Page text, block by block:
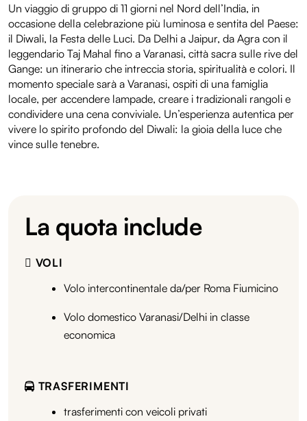
Un viaggio di gruppo di 11 giorni nel Nord dell’India, in
occasione della celebrazione più luminosa e sentita del Paese:
il Diwali, la Festa delle Luci. Da Delhi a Jaipur, da Agra con il
leggendario Taj Mahal fino a Varanasi, città sacra sulle rive del
Gange: un itinerario che intreccia storia, spiritualità e colori. Il
momento speciale sarà a Varanasi, ospiti di una famiglia
locale, per accendere lampade, creare i tradizionali rangoli e
condividere una cena conviviale. Un’esperienza autentica per
vivere lo spirito profondo del Diwali: la gioia della luce che
vince sulle tenebre.
La quota include
VOLI
Volo intercontinentale da/per Roma Fiumicino
Volo domestico Varanasi/Delhi in classe
economica
TRASFERIMENTI
trasferimenti con veicoli privati